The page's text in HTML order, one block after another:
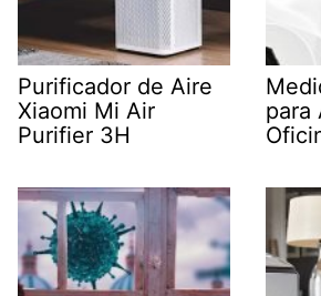
Purificador de Aire
Xiaomi Mi Air
Purifier 3H
para